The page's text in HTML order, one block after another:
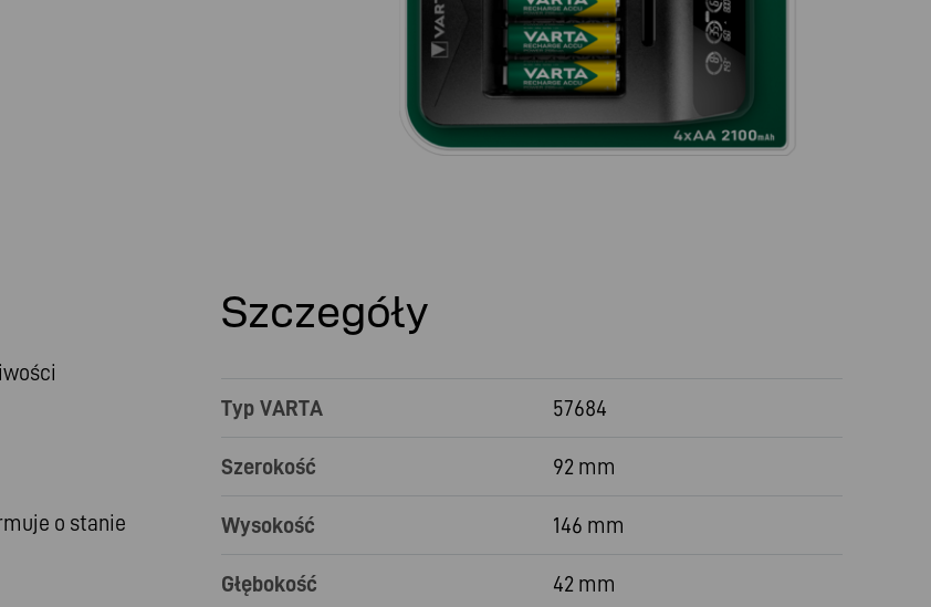
o stanie
Szczegóły
Typ VARTA 57684
Szerokość 92 mm
Wysokość 146 mm
Głębokość 42 mm